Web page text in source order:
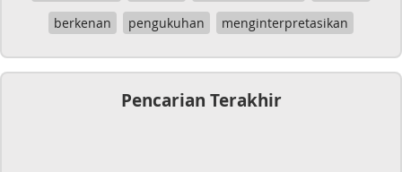
berkenan
pengukuhan menginterpretasikan
Pencarian Terakhir